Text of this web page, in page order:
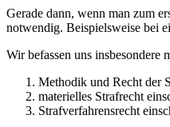
Gerade dann, wenn man zum
notwendig. Beispielsweise bei
Wir befassen uns insbesondere
Methodik und Recht der
materielles Strafrecht
Strafverfahrensrecht